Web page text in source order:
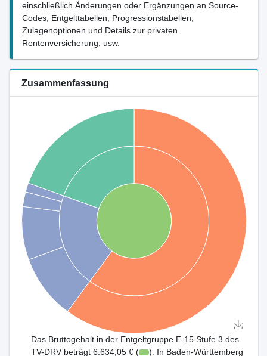
einschließlich Änderungen oder Ergänzungen an Source-
Codes, Entgelttabellen, Progressionstabellen,
Zulagenoptionen und Details zur privaten
Rentenversicherung, usw.
Zusammenfassung
Das Bruttogehalt in der Entgeltgruppe E-15 Stufe 3 des
TV-DRV beträgt 6.634,05 € (
). In Baden-Württemberg